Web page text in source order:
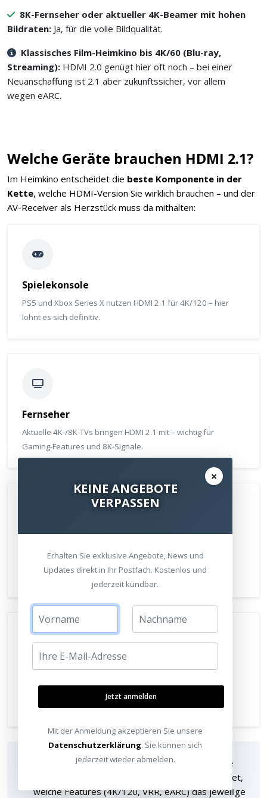
8K-Fernseher oder aktueller 4K-Beamer mit hohen
Bildraten: Ja, für die volle Bildqualität.
Klassisches Film-Heimkino bis 4K/60 (Blu-ray,
Streaming): HDMI 2.0 genügt hier oft noch – bei einer
Neuanschaffung ist 2.1 aber zukunftssicher, vor allem
wegen eARC.
Welche Geräte brauchen HDMI 2.1?
Im Heimkino entscheidet die beste Komponente in der
Kette, welche HDMI-Version Sie wirklich brauchen – und der
AV-Receiver als Herzstück muss da mithalten:
Spielekonsole
PS5 und Xbox Series X nutzen HDMI 2.1 für 4K/120 – hier
lohnt es sich definitiv.
Fernseher
Aktuelle 4K-/8K-TVs bringen HDMI 2.1 mit – wichtig für
Gaming-Features und 8K-Signale.
Das Herzstück: braucht HDMI 2.1, sobald eine 2.1-Quelle
(Konsole, 8K-TV) in der Kette steckt.
Beamer
bieten HDMI 2.1 für 4K/120.
Ein Gerät darf „HDMI 2.1" tragen, ohne
alle Funktionen zu unterstützen. Prüfen Sie konkret,
welche Features (4K/120, VRR, eARC) das jeweilige
×
KEINE ANGEBOTE
VERPASSEN
Erhalten Sie exklusive Angebote, News und
Updates direkt in Ihr Postfach. Kostenlos und
jederzeit kündbar.
Jetzt anmelden
Mit der Anmeldung akzeptieren Sie unsere
Datenschutzerklärung. Sie können sich
jederzeit wieder abmelden.